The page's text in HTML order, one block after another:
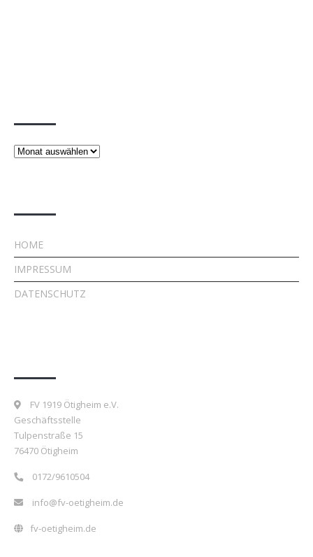
Beiträge
HOME
IMPRESSUM
DATENSCHUTZ
FV 1919 Ötigheim e.V.
Geschäftsstelle
Tulpenstraße 15
76470 Ötigheim
0172/9610504
info@fv-oetigheim.de
fv-oetigheim.de